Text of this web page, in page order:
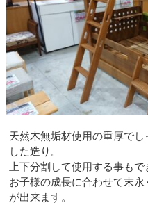
天然木無垢材使用の重厚でし
した造り。
上下分割して使用する事も
お子様の成長に合わせて末永
が出来ます。